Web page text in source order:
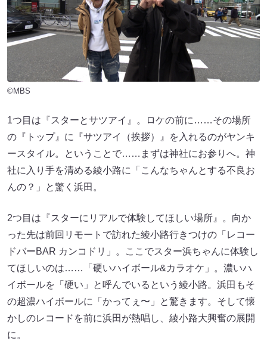
©MBS
1つ目は『スターとサツアイ』。ロケの前に……その場所
の『トップ』に『サツアイ（挨拶）』を入れるのがヤンキ
ースタイル。ということで……まずは神社にお参りへ。神
社に入り手を清める綾小路に「こんなちゃんとする不良お
んの？」と驚く浜田。
2つ目は『スターにリアルで体験してほしい場所』。向か
った先は前回リモートで訪れた綾小路行きつけの「レコー
ドバーBAR カンコドリ」。ここでスター浜ちゃんに体験し
てほしいのは……「硬いハイボール&カラオケ」。濃いハ
イボールを「硬い」と呼んでいるという綾小路。浜田もそ
の超濃ハイボールに「かってぇ〜」と驚きます。そして懐
かしのレコードを前に浜田が熱唱し、綾小路大興奮の展開
に。